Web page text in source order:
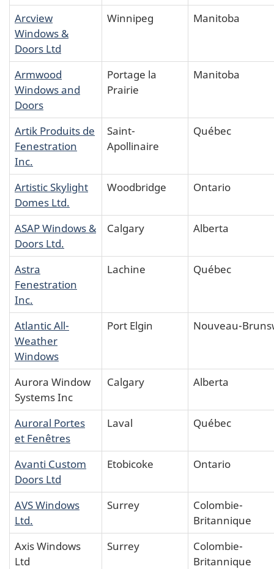
Arcview
Windows &
Doors Ltd
Winnipeg Manitoba
Armwood
Windows and
Doors
Portage la
Prairie
Manitoba
Artik Produits de
Fenestration
Inc.
Saint-
Apollinaire
Québec
Artistic Skylight
Domes Ltd.
Woodbridge Ontario
ASAP Windows &
Doors Ltd.
Calgary Alberta
Astra
Fenestration
Inc.
Lachine Québec
Atlantic All-
Weather
Windows
Port Elgin Nouveau-
Aurora Window
Systems Inc
Calgary Alberta
Auroral Portes
et Fenêtres
Laval Québec
Avanti Custom
Doors Ltd
Etobicoke Ontario
AVS Windows
Ltd.
Surrey
Colombie-
Britannique
Axis Windows
Ltd
Surrey
Colombie-
Britannique